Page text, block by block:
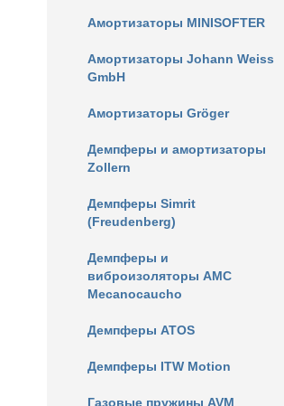
Амортизаторы MINISOFTER
Амортизаторы Johann Weiss
GmbH
Амортизаторы Gröger
Демпферы и амортизаторы
Zollern
Демпферы Simrit
(Freudenberg)
Демпферы и
виброизоляторы AMC
Mecanocaucho
Демпферы ATOS
Демпферы ITW Motion
Газовые пружины AVM